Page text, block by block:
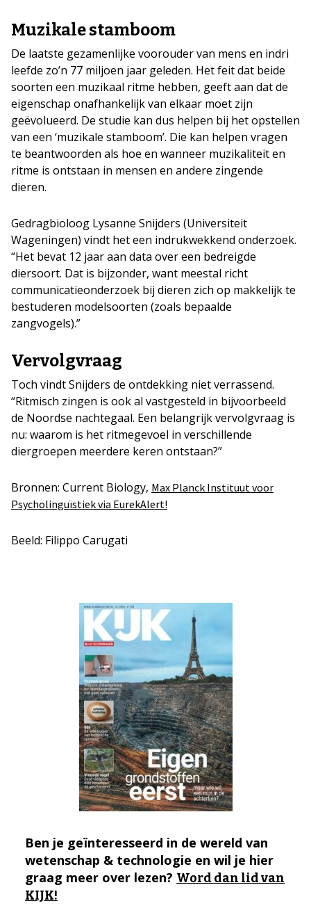
Muzikale stamboom
De laatste gezamenlijke voorouder van mens en indri
leefde zo’n 77 miljoen jaar geleden. Het feit dat beide
soorten een muzikaal ritme hebben, geeft aan dat de
eigenschap onafhankelijk van elkaar moet zijn
geëvolueerd. De studie kan dus helpen bij het opstellen
van een ‘muzikale stamboom’. Die kan helpen vragen
te beantwoorden als hoe en wanneer muzikaliteit en
ritme is ontstaan in mensen en andere zingende
dieren.
Gedragbioloog Lysanne Snijders (Universiteit
Wageningen) vindt het een indrukwekkend onderzoek.
“Het bevat 12 jaar aan data over een bedreigde
diersoort. Dat is bijzonder, want meestal richt
communicatieonderzoek bij dieren zich op makkelijk te
bestuderen modelsoorten (zoals bepaalde
zangvogels).”
Vervolgvraag
Toch vindt Snijders de ontdekking niet verrassend.
“Ritmisch zingen is ook al vastgesteld in bijvoorbeeld
de Noordse nachtegaal. Een belangrijk vervolgvraag is
nu: waarom is het ritmegevoel in verschillende
diergroepen meerdere keren ontstaan?”
Bronnen: Current Biology, Max Planck Instituut voor
Psycholinguïstiek via EurekAlert!
Beeld: Filippo Carugati
Ben je geïnteresseerd in de wereld van
wetenschap & technologie en wil je hier
graag meer over lezen? Word dan lid van
KIJK!